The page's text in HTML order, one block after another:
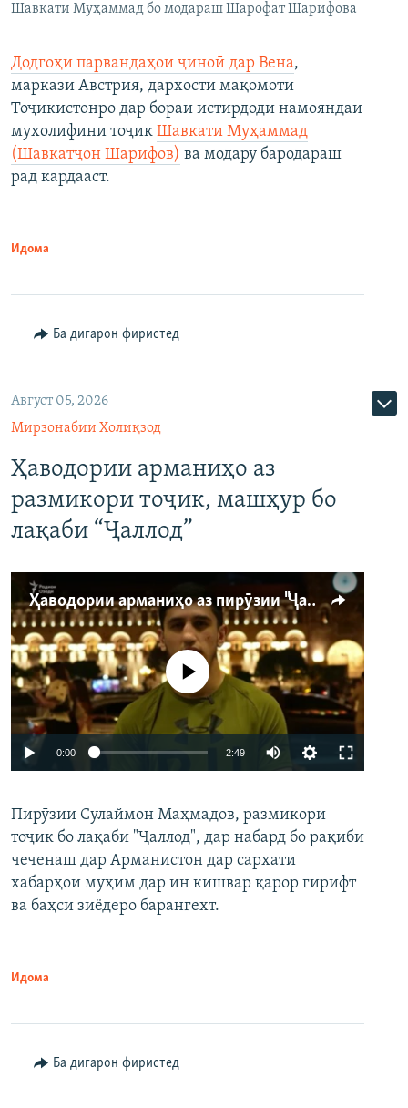
Шавкати Муҳаммад бо модараш Шарофат Шарифова
Додгоҳи парвандаҳои ҷиноӣ дар Вена,
маркази Австрия, дархости мақомоти
Тоҷикистонро дар бораи истирдоди намояндаи
мухолифини тоҷик Шавкати Муҳаммад
(Шавкатҷон Шарифов) ва модару бародараш
рад кардааст.
Идома
Ба дигарон фиристед
Август 05, 2026
Мирзонабии Холиқзод
Ҳаводории арманиҳо аз
размикори тоҷик, машҳур бо
лақаби “Ҷаллод”
Ҳаводории арманиҳо аз пирӯзии "Ҷаллод"-и тоҷик
Auto 240p 360p 480p
720p 1080p
Феълан кор намекунад
0:00 2:49
360p
480p
Пирӯзии Сулаймон Маҳмадов, размикори
тоҷик бо лақаби "Ҷаллод", дар набард бо рақиби
чеченаш дар Арманистон дар сархати
хабарҳои муҳим дар ин кишвар қарор гирифт
ва баҳси зиёдеро барангехт.
Идома
Ба дигарон фиристед